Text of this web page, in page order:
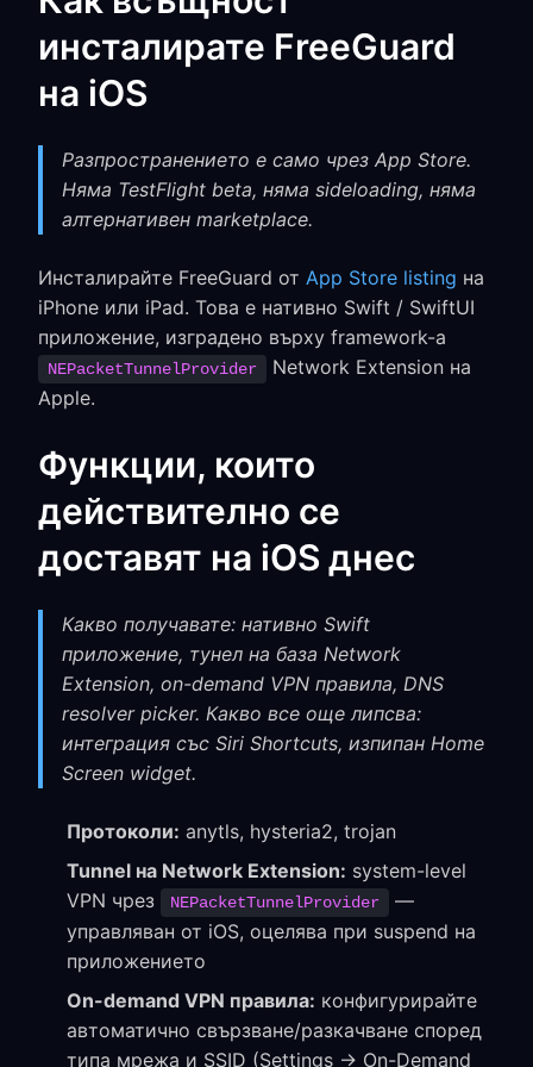
инсталирате FreeGuard
на iOS
Разпространението е само чрез App Store.
Няма TestFlight beta, няма sideloading, няма
алтернативен marketplace.
Инсталирайте FreeGuard от App Store listing на
iPhone или iPad. Това е нативно Swift / SwiftUI
приложение, изградено върху framework-а
NEPacketTunnelProvider
Network Extension на
Apple.
Функции, които
действително се
доставят на iOS днес
Какво получавате: нативно Swift
приложение, тунел на база Network
Extension, on-demand VPN правила, DNS
resolver picker. Какво все още липсва:
интеграция със Siri Shortcuts, изпипан Home
Screen widget.
Протоколи: anytls, hysteria2, trojan
Tunnel на Network Extension: system-level
VPN чрез
NEPacketTunnelProvider
—
управляван от iOS, оцелява при suspend на
приложението
On-demand VPN правила: конфигурирайте
автоматично свързване/разкачване според
типа мрежа и SSID (Settings → On-Demand